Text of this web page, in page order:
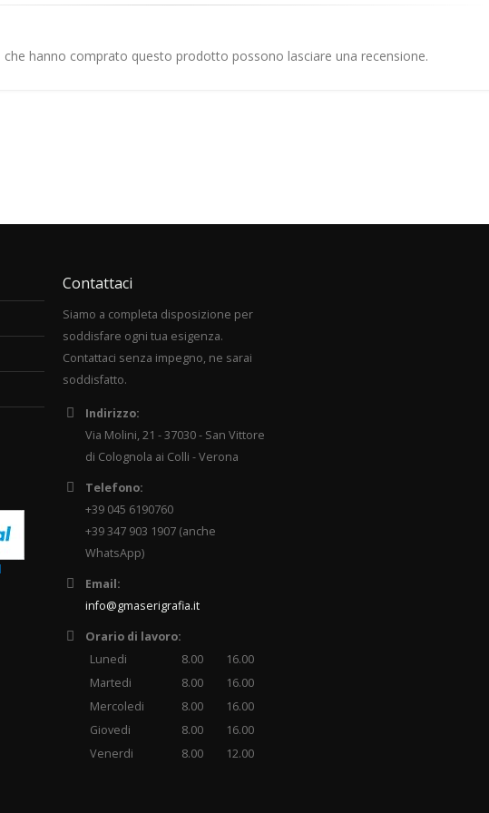
hanno comprato questo prodotto possono lasciare una recensione.
Contattaci
Siamo a completa disposizione per
soddisfare ogni tua esigenza.
Contattaci senza impegno, ne sarai
soddisfatto.
Indirizzo:
Via Molini, 21 - 37030 - San Vittore
di Colognola ai Colli - Verona
Telefono:
+39 045 6190760
+39 347 903 1907 (anche
WhatsApp)
Email:
info@gmaserigrafia.it
Orario di lavoro:
Lunedi
8.00
16.00
Martedi
8.00
16.00
Mercoledi
8.00
16.00
Giovedi
8.00
16.00
Venerdi
8.00 12.00